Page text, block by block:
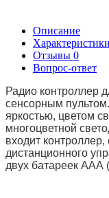
Описание
Характеристики
Отзывы 0
Вопрос-ответ
Радио контроллер
сенсорным
яркостью, цветом
многоцветной
входит
дистанционного
двух батареек ААА